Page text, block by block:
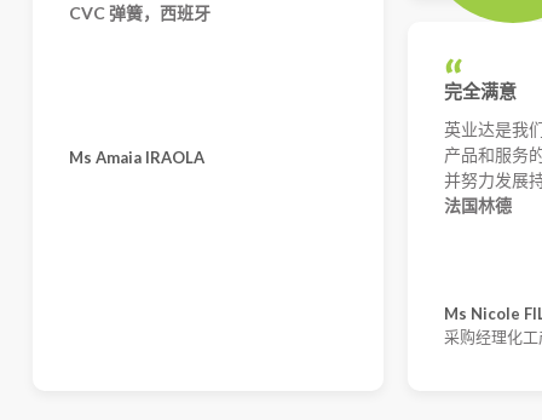
CVC 弹簧，西班牙
Ms Amaia IRAOLA
完全满意
英业达是我
产品和服务
并努力发展
法国林德
Ms Nicole
采购经理化